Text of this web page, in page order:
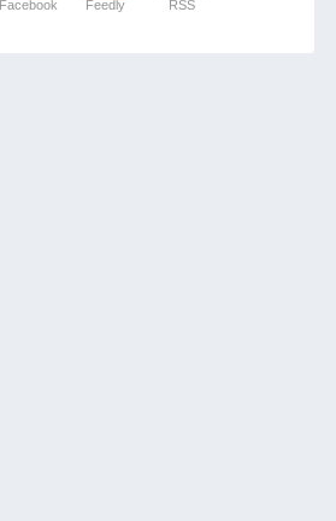
Facebook Feedly RSS